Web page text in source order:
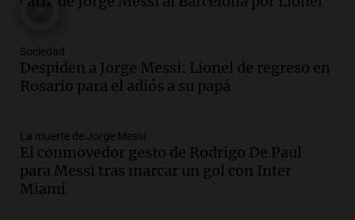
un puente
Audio.Messi llegará esta noche a
Rosario para acompañar a su familia
Episodios
Audio.Ley de Propiedad Privada: el revés
en el Congreso expuso una debilidad
comunicacional del Gobierno
Sociedad
Despiden a Jorge Messi: Lionel de regreso en
Rosario para el adiós a su papá
La muerte de Jorge Messi
El conmovedor gesto de Rodrigo De Paul
para Messi tras marcar un gol con Inter
Miami